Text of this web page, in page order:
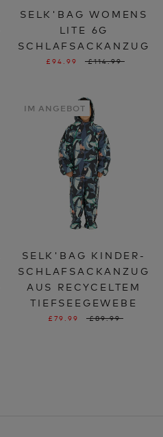
SELK'BAG WOMENS
LITE 6G
SCHLAFSACKANZUG
£94.99 £114.99
IM ANGEBOT
SELK'BAG KINDER-
SCHLAFSACKANZUG
AUS RECYCELTEM
TIEFSEEGEWEBE
£79.99 £89.99